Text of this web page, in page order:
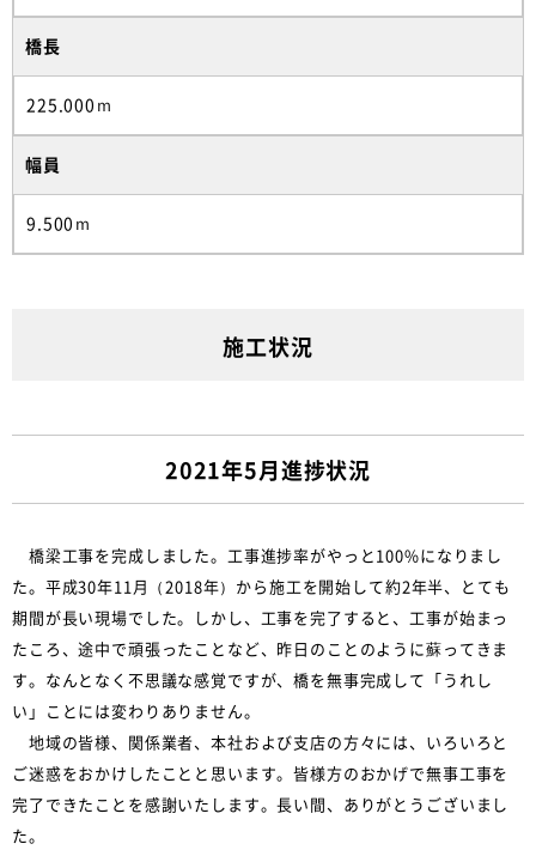
橋長
225.000ｍ
幅員
9.500ｍ
施工状況
2021年5月進捗状況
橋梁工事を完成しました。工事進捗率がやっと100%になりまし
た。平成30年11月（2018年）から施工を開始して約2年半、とても
期間が長い現場でした。しかし、工事を完了すると、工事が始まっ
たころ、途中で頑張ったことなど、昨日のことのように蘇ってきま
す。なんとなく不思議な感覚ですが、橋を無事完成して「うれし
い」ことには変わりありません。
地域の皆様、関係業者、本社および支店の方々には、いろいろと
ご迷惑をおかけしたことと思います。皆様方のおかげで無事工事を
完了できたことを感謝いたします。長い間、ありがとうございまし
た。